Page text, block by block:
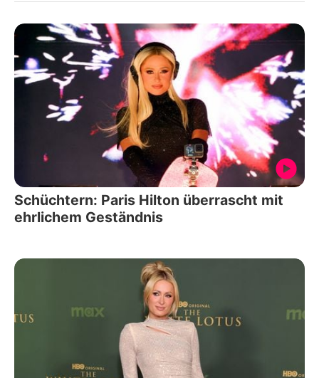
Schüchtern: Paris Hilton überrascht mit
ehrlichem Geständnis